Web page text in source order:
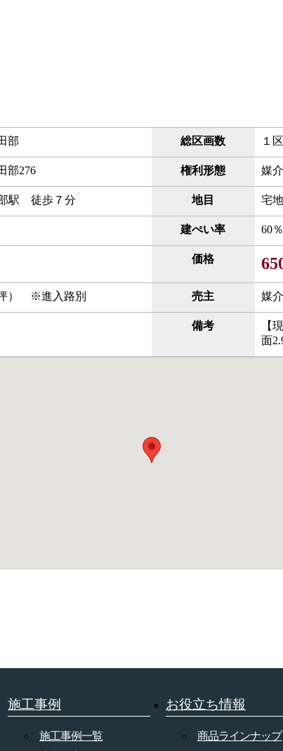
部 総区画数 １
部276 権利形態 媒介
駅 徒歩７分 地目 宅地
建ぺい率 60％
価格
坪） ※進入路別 売主 媒介
備考
【
面
施工事例
施工事例一覧
お役立ち情報
商品ラインナップ